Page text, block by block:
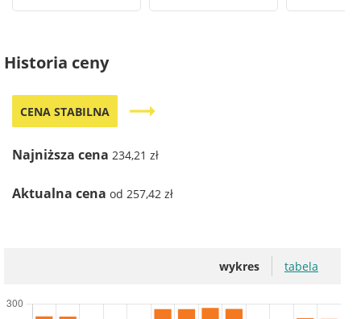
Historia ceny
CENA STABILNA trending_flat
Najniższa cena 234,21 zł
Aktualna cena od 257,42 zł
wykres tabela